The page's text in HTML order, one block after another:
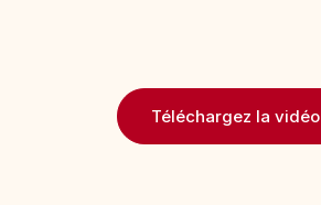
Téléchargez la vidéo